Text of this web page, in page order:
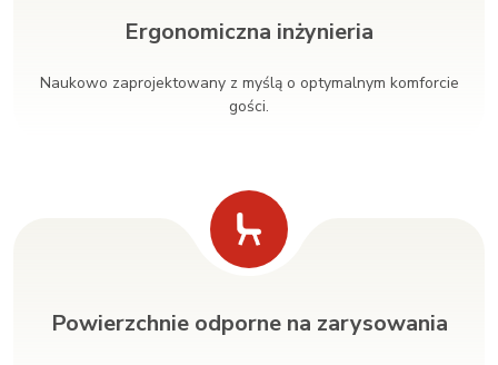
Ergonomiczna inżynieria
Naukowo zaprojektowany z myślą o optymalnym komforcie
gości.
Powierzchnie odporne na zarysowania